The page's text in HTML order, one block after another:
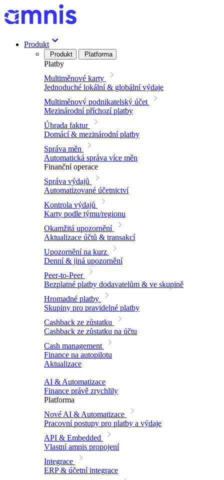
Produkt
Produkt Platforma
Platby
Multiměnové karty
Jednoduché lokální & globální výdaje
Multiměnový podnikatelský účet
Mezinárodní příchozí platby
Úhrada faktur
Domácí & mezinárodní platby
Správa měn
Automatická správa více měn
Finanční operace
Správa výdajů
Automatizované účetnictví
Kontrola výdajů
Karty podle týmu/regionu
Okamžitá upozornění
Aktualizace účtů & transakcí
Upozornění na kurz
Denní & jiná upozornění
Peer-to-Peer
Bezplatné platby dodavatelům & ve skupině
Hromadné platby
Skupiny pro pravidelné platby
Cashback ze zůstatku
Cashback ze zůstatku na účtu
Cash management
Finance na autopilotu
Aktualizace
AI & Automatizace
Finance právě zrychlily
Platforma
Nové AI & Automatizace
Pracovní postupy pro platby a výdaje
API & Embedded
Vlastní amnis propojení
Integrace
ERP & účetní integrace